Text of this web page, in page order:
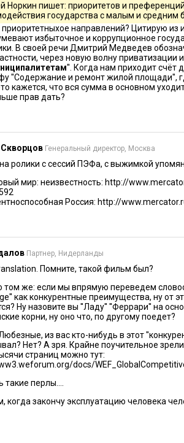
Норкин пишет: приоритетов и
государства с малым и средним
направлений? Цитирую из
избыточное и коррупционное
В своей речи Дмитрий Медведев
через новую волну приватизации
''. Когда нам приходит счёт
''Содержание и ремонт жилой площади'',
кажется, что вся сумма в основном
прав дать?
Генеральный директор, Москва
ролики с сессий ПЭФа, с выжимкой
мир: неизвестность: http://
Россия: http://
Партнер, Нидерланды
Помните, такой фильм был?
том же: если мы впрямую переведем
как конкурентные преимущества, ну от
Ну назовите вы ''Ладу'' ''Феррари'' на
корни, ну оно что, по другому поедет?
из вас кто-нибудь в этот
Нет? А зря. Крайне поучительное
страниц можно тут:
docs/
такие перлы....
когда закончу эксплуатацию человека